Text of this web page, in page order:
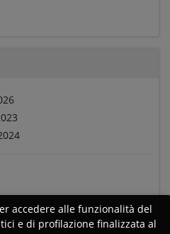
accedere alle funzionalità del
e di profilazione finalizzata al